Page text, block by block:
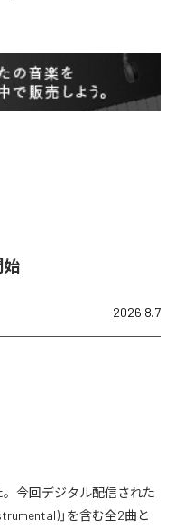
始
2026.8.7
。今回デジタル配信された
」を含む全2曲と